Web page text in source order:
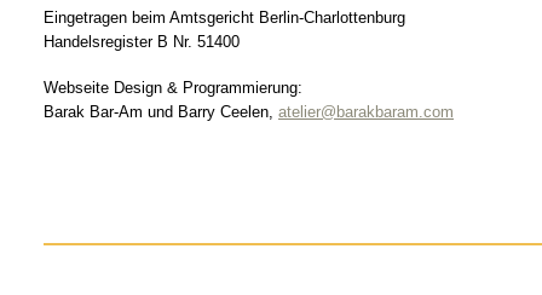
Eingetragen beim Amtsgericht Berlin-Charlottenburg
Handelsregister B Nr. 51400
Webseite Design & Programmierung:
Barak Bar-Am und Barry Ceelen, atelier@barakbaram.com